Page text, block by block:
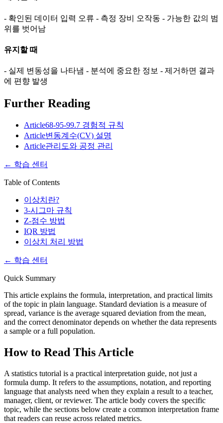
- 확인된 데이터 입력 오류 - 측정 장비 오작동 - 가능한 값의 범
위를 벗어남
유지할 때
- 실제 변동성을 나타냄 - 분석에 중요한 정보 - 제거하면 결과
에 편향 발생
Further Reading
Article68-95-99.7 경험적 규칙
Article변동계수(CV) 설명
Article관리도와 공정 관리
← 학습 센터
Table of Contents
이상치란?
3-시그마 규칙
Z-점수 방법
IQR 방법
이상치 처리 방법
← 학습 센터
Quick Summary
This article explains the formula, interpretation, and practical limits
of the topic in plain language. Standard deviation is a measure of
spread, variance is the average squared deviation from the mean,
and the correct denominator depends on whether the data represents
a sample or a full population.
How to Read This Article
A statistics tutorial is a practical interpretation guide, not just a
formula dump. It refers to the assumptions, notation, and reporting
language that analysts need when they explain a result to a teacher,
manager, client, or reviewer. The article body covers the specific
topic, while the sections below create a common interpretation frame
that readers can reuse across related metrics.